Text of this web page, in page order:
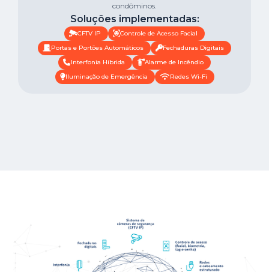
condôminos.
Soluções implementadas:
CFTV IP
Controle de Acesso Facial
Portas e Portões Automáticos
Fechaduras Digitais
Interfonia Híbrida
Alarme de Incêndio
Iluminação de Emergência
Redes Wi-Fi